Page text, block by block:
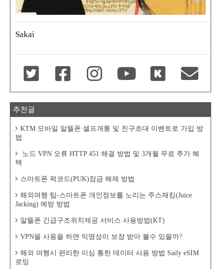
Sakai
추천글
KTM 모바일 알뜰폰 셀프개통 및 친구초대 이벤트로 가입 방
법
노드 VPN 오류 HTTP 451 해결 방법 및 3개월 무료 추가 혜
택
스마트폰 퍽코드(PUK)잠금 해제 방법
해외여행 팁-스마트폰 개인정보를 노리는 주스재킹(Juice
Jacking) 예방 방법
알뜰폰 긴급구조위치제공 서비스 사용방법(KT)
VPN을 사용을 하면 익명성이 보장 받아 볼수 있을까?
해외 여행시 편리한 이심 통한 데이터 사용 방법 Saily eSIM
로밍